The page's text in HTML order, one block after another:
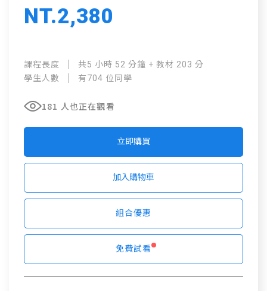
NT.2,380
課程長度
共5 小時 52 分鐘 + 教材 203 分
學生人數
有704 位同學
181 人也正在觀看
立即購買
加入購物車
組合優惠
免費試看